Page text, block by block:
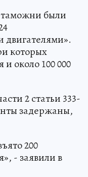
были
которых
около 100 000
2 статьи 333-
задержаны,
200
- заявили в